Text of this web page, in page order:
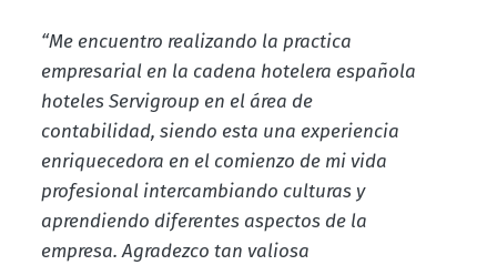
“Me encuentro realizando la practica
empresarial en la cadena hotelera española
hoteles Servigroup en el área de
contabilidad, siendo esta una experiencia
enriquecedora en el comienzo de mi vida
profesional intercambiando culturas y
aprendiendo diferentes aspectos de la
empresa. Agradezco tan valiosa